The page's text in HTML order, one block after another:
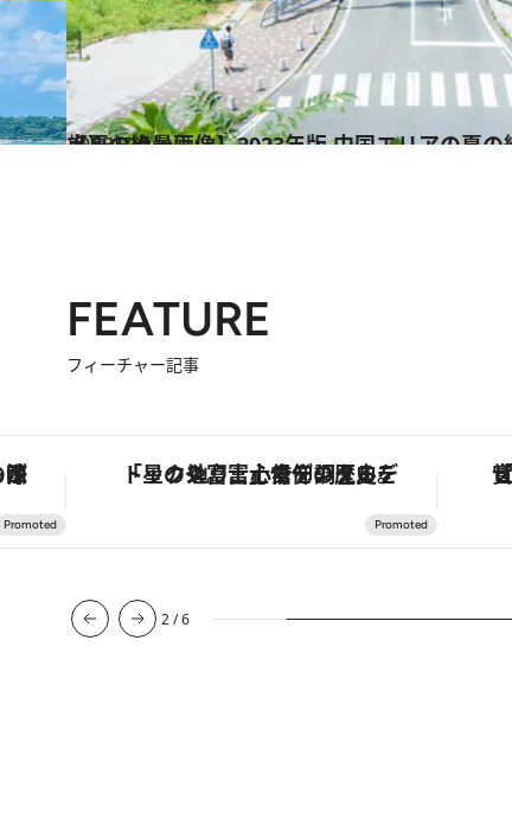
2023.7.9
【夏の絶景画像】2023年版 中国エリアの夏の絶景＆風物詩の画像（50点）
旅＆お出かけ
FEATURE
フィーチャー記事
呼ぶ郷土の味 「星のや富士」でデジタルデトックス。冨士信仰の歴史を辿り、心身を調える。
2/6